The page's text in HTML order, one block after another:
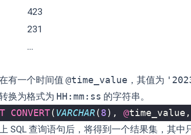
423
231
…
有一个时间值 @time_value ，其值为
换为格式为 HH:mm:ss 的字符串。
CONVERT(VARCHAR(8), @time_value ,
SQL 查询语句后，将得到一个结果集，其